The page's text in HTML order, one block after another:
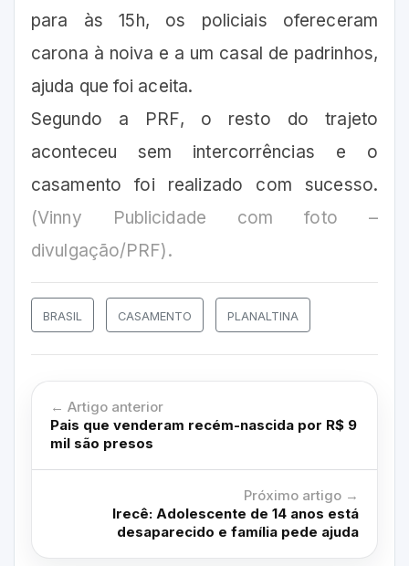
para às 15h, os policiais ofereceram
carona à noiva e a um casal de padrinhos,
ajuda que foi aceita.
Segundo a PRF, o resto do trajeto
aconteceu sem intercorrências e o
casamento foi realizado com sucesso.
(Vinny Publicidade com foto –
divulgação/PRF).
BRASIL CASAMENTO PLANALTINA
← Artigo anterior
Pais que venderam recém-nascida por R$ 9
mil são presos
Próximo artigo →
Irecê: Adolescente de 14 anos está
desaparecido e família pede ajuda